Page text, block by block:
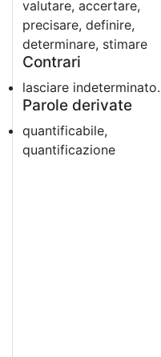
valutare, accertare,
precisare, definire,
determinare, stimare
Contrari
lasciare indeterminato.
Parole derivate
quantificabile,
quantificazione